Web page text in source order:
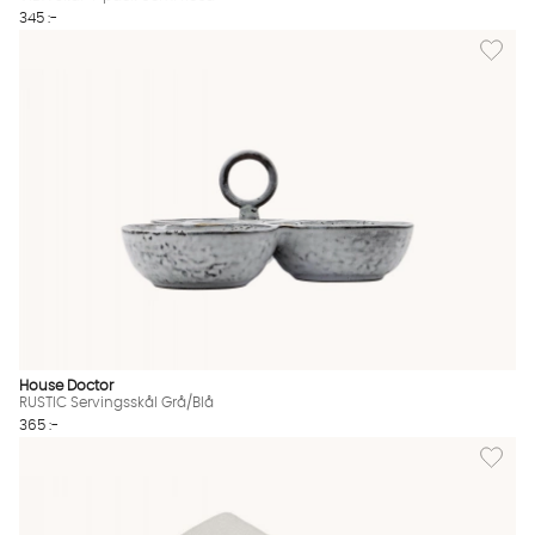
345 :-
Lägg
House Doctor
RUSTIC Servingsskål Grå/Blå
365 :-
Lägg